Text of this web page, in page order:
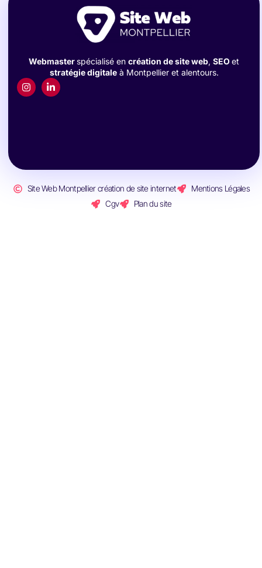
Webmaster spécialisé en création de site web, SEOet
stratégie digitaleà Montpellier et alentours.
Site Web Montpellier création de site internet
Mentions Légales
Cgv
Plan du site